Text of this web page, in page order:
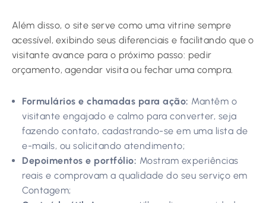
Além disso, o site serve como uma vitrine sempre
acessível, exibindo seus diferenciais e facilitando que o
visitante avance para o próximo passo: pedir
orçamento, agendar visita ou fechar uma compra.
Formulários e chamadas para ação: Mantêm o
visitante engajado e calmo para converter, seja
fazendo contato, cadastrando-se em uma lista de
e-mails, ou solicitando atendimento;
Depoimentos e portfólio: Mostram experiências
reais e comprovam a qualidade do seu serviço em
Contagem;